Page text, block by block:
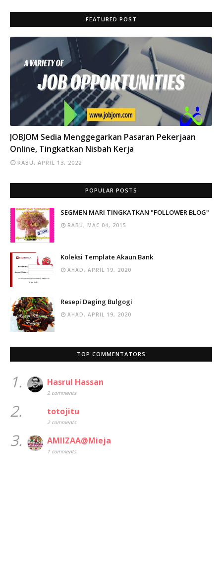
FEATURED POST
INFO
JOBJOM Sedia Menggegarkan Pasaran Pekerjaan
Online, Tingkatkan Nisbah Kerja
RABU, APRIL 13, 2022
POPULAR POSTS
SEGMEN MARI TINGKATKAN "FOLLOWER BLOG"
RABU, MAC 04, 2015
Koleksi Template Akaun Bank
AHAD, APRIL 19, 2020
Resepi Daging Bulgogi
AHAD, APRIL 19, 2020
TOP COMMENTATORS
1. Hasrul Hassan
2 comments
2. totojitu
2 comments
3. AMIIZAA@Mieja
1 comments